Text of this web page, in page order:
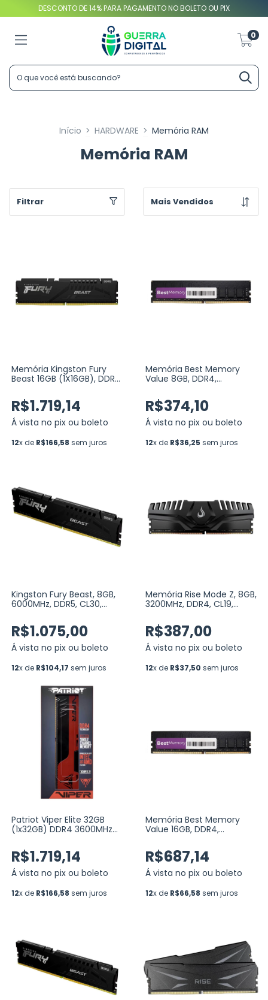
DESCONTO DE 14% PARA PAGAMENTO NO BOLETO OU PIX
0
Início > HARDWARE > Memória RAM
Memória RAM
Filtrar
Memória Kingston Fury
Beast 16GB (1X16GB), DDR5,
/ Intel XMP 3.0 PRETO
(KF560C36BBE2-16)
R$1.719,14
Á vista no pix ou boleto
12x de R$166,58 sem juros
Memória Best Memory
Value 8GB, DDR4,
8G-3200V)
R$374,10
Á vista no pix ou boleto
12x de R$36,25 sem juros
Kingston Fury Beast, 8GB,
6000MHz, DDR5, CL30,
(KF560C30BBE-8)
R$1.075,00
Á vista no pix ou boleto
12x de R$104,17 sem juros
Memória Rise Mode Z, 8GB,
3200MHz, DDR4, CL19,
R$387,00
Á vista no pix ou boleto
12x de R$37,50 sem juros
Patriot Viper Elite 32GB
(1x32GB) DDR4 3600MHz
(PVE2432G360C0)
R$1.719,14
Á vista no pix ou boleto
12x de R$166,58 sem juros
Memória Best Memory
Value 16GB, DDR4,
16G-3200V)
R$687,14
Á vista no pix ou boleto
12x de R$66,58 sem juros